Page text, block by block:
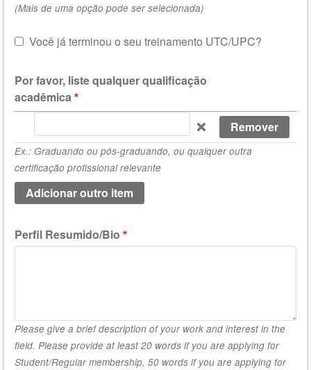
(Mais de uma opção pode ser selecionada)
Você já terminou o seu treinamento UTC/UPC?
Por favor, liste qualquer qualificação
acadêmica
favor,
liste
qualquer
qualificação
acadêmica
1)
Ex.: Graduando ou pós-graduando, ou qualquer outra
certificação profissional relevante
Perfil Resumido/Bio
Please give a brief description of your work and interest in the
field. Please provide at least 20 words if you are applying for
Student/Regular membership, 50 words if you are applying for